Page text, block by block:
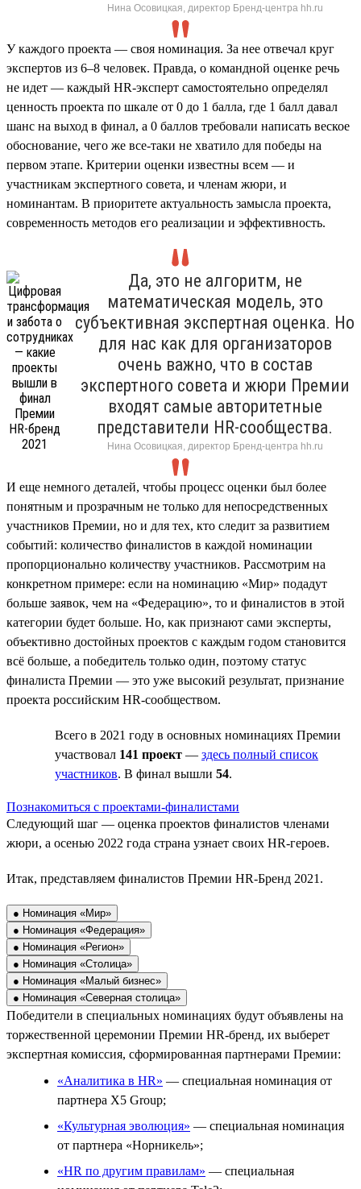
Нина Осовицкая, директор Бренд-центра hh.ru
У каждого проекта — своя номинация. За нее отвечал круг
экспертов из 6–8 человек. Правда, о командной оценке речь
не идет — каждый HR-эксперт самостоятельно определял
ценность проекта по шкале от 0 до 1 балла, где 1 балл давал
шанс на выход в финал, а 0 баллов требовали написать веское
обоснование, чего же все-таки не хватило для победы на
первом этапе. Критерии оценки известны всем — и
участникам экспертного совета, и членам жюри, и
номинантам. В приоритете актуальность замысла проекта,
современность методов его реализации и эффективность.
Да, это не алгоритм, не
математическая модель, это
субъективная экспертная оценка. Но
для нас как для организаторов
очень важно, что в состав
экспертного совета и жюри Премии
входят самые авторитетные
представители HR-сообщества.
Нина Осовицкая, директор Бренд-центра hh.ru
И еще немного деталей, чтобы процесс оценки был более
понятным и прозрачным не только для непосредственных
участников Премии, но и для тех, кто следит за развитием
событий: количество финалистов в каждой номинации
пропорционально количеству участников. Рассмотрим на
конкретном примере: если на номинацию «Мир» подадут
больше заявок, чем на «Федерацию», то и финалистов в этой
категории будет больше. Но, как признают сами эксперты,
объективно достойных проектов с каждым годом становится
всё больше, а победитель только один, поэтому статус
финалиста Премии — это уже высокий результат, признание
проекта российским HR-сообществом.
Всего в 2021 году в основных номинациях Премии
участвовал 141 проект — здесь полный список
участников. В финал вышли 54.
Познакомиться с проектами-финалистами
Следующий шаг — оценка проектов финалистов членами
жюри, а осенью 2022 года страна узнает своих HR-героев.
Итак, представляем финалистов Премии HR-Бренд 2021.
● Номинация «Мир»
● Номинация «Федерация»
● Номинация «Регион»
● Номинация «Столица»
● Номинация «Малый бизнес»
● Номинация «Северная столица»
Победители в специальных номинациях будут объявлены на
торжественной церемонии Премии HR-бренд, их выберет
экспертная комиссия, сформированная партнерами Премии:
«Аналитика в HR» — специальная номинация от
партнера X5 Group;
«Культурная эволюция» — специальная номинация
от партнера «Норникель»;
«HR по другим правилам» — специальная